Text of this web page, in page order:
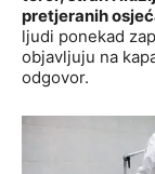
pretjeranih
ljudi ponekad
objavljuju na
odgovor.